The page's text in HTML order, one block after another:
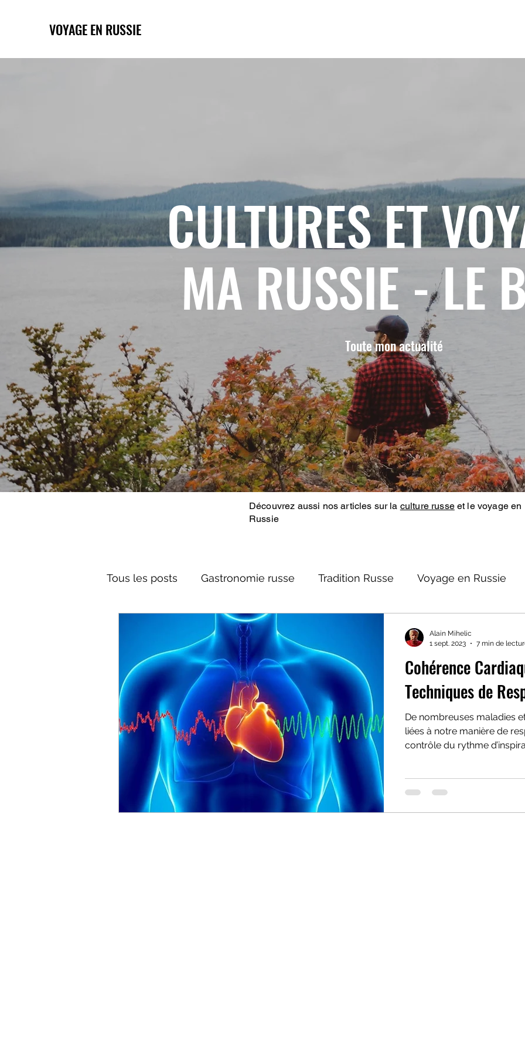
VOYAGE EN RUSSIE
CULTURES ET
MA RUSSIE - LE
Toute mon actualité
Découvrez aussi nos articles sur la culture russeet le voyage en
Russie
Tous les posts Gastronomie russe Tradition Russe Voyage en Russie
Architecture russe
Culture russe Récits-Fictions
Cohérence
Techniques de
De nombreuses maladies
liées à notre manière de
contrôle du rythme
1960-1980, sur la
Alain Mihelic
1 sept. 2023
7 min de